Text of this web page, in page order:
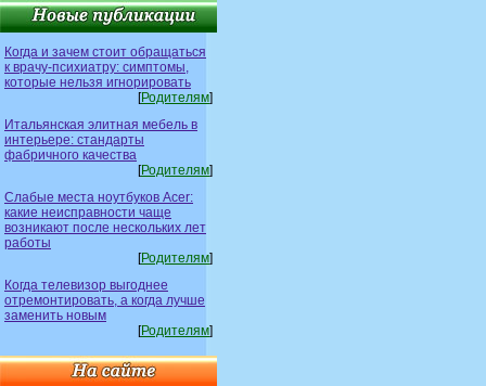
Когда и зачем стоит обращаться
к врачу-психиатру: симптомы,
которые нельзя игнорировать
[Родителям]
Итальянская элитная мебель в
интерьере: стандарты
фабричного качества
[Родителям]
Слабые места ноутбуков Acer:
какие неисправности чаще
возникают после нескольких лет
работы
[Родителям]
Когда телевизор выгоднее
отремонтировать, а когда лучше
заменить новым
[Родителям]